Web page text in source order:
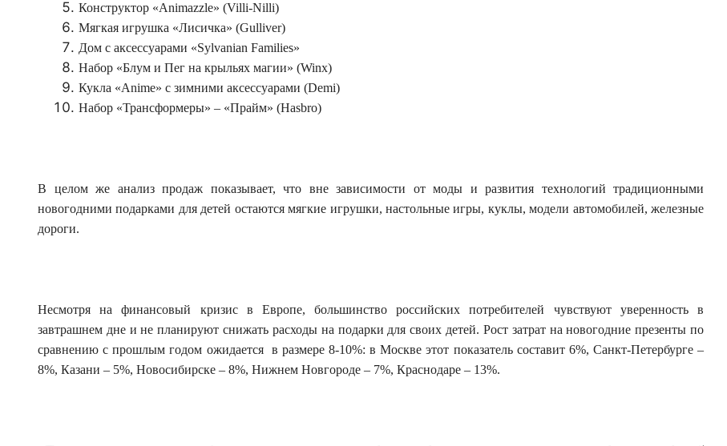
Конструктор «Animazzle» (Villi-Nilli)
Мягкая игрушка «Лисичка» (Gulliver)
Дом с аксессуарами «Sylvanian Families»
Набор «Блум и Пег на крыльях магии» (Winx)
Кукла «Anime» с зимними аксессуарами (Demi)
Набор «Трансформеры» – «Прайм» (Hasbro)
В целом же анализ продаж показывает, что вне зависимости от моды и развития технологий традиционными
новогодними подарками для детей остаются мягкие игрушки, настольные игры, куклы, модели автомобилей, железные
дороги.
Несмотря на финансовый кризис в Европе, большинство российских потребителей чувствуют уверенность в
завтрашнем дне и не планируют снижать расходы на подарки для своих детей. Рост затрат на новогодние презенты по
сравнению с прошлым годом ожидается в размере 8-10%: в Москве этот показатель составит 6%, Санкт-Петербурге –
8%, Казани – 5%, Новосибирске – 8%, Нижнем Новгороде – 7%, Краснодаре – 13%.